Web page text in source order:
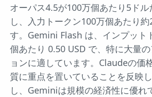
オーパス4.5が100万個あたり5ド
し、入力トークン100万個あたり
す。Gemini Flash は、インプット
個あたり 0.50 USD で、特に大量
ョンに適しています。Claudeの価
質に重点を置いていることを反映
し、Geminiは規模の経済性に優れ